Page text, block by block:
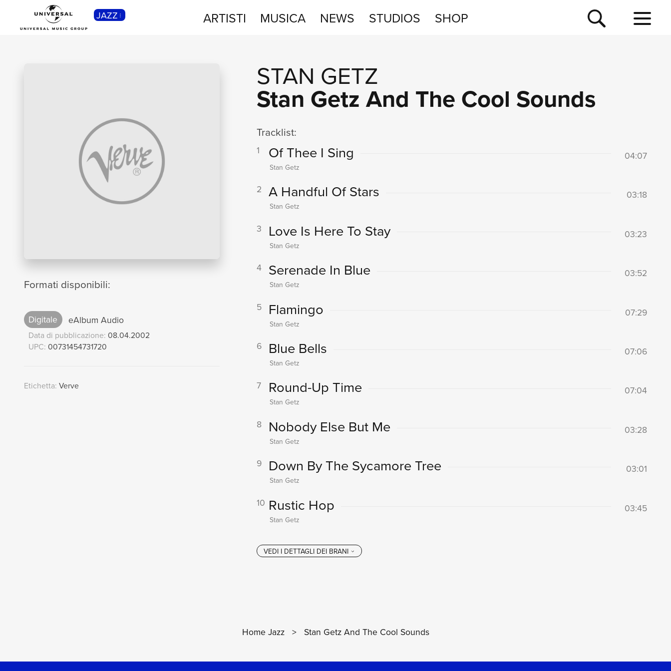
JAZZ ARTISTI MUSICA NEWS STUDIOS SHOP
Formati disponibili:
Digitale eAlbum Audio
Data di pubblicazione: 08.04.2002
UPC: 00731454731720
Etichetta: Verve
STAN GETZ
Stan Getz And The Cool Sounds
Tracklist:
1 Of Thee I Sing 04:07
Stan Getz
2 A Handful Of Stars 03:18
Stan Getz
3 Love Is Here To Stay 03:23
Stan Getz
4 Serenade In Blue 03:52
Stan Getz
5 Flamingo 07:29
Stan Getz
6 Blue Bells 07:06
Stan Getz
7 Round-Up Time 07:04
Stan Getz
8 Nobody Else But Me 03:28
Stan Getz
9 Down By The Sycamore Tree 03:01
Stan Getz
10 Rustic Hop 03:45
Stan Getz
Home Jazz > Stan Getz And The Cool Sounds
CLASSICA
SHOP